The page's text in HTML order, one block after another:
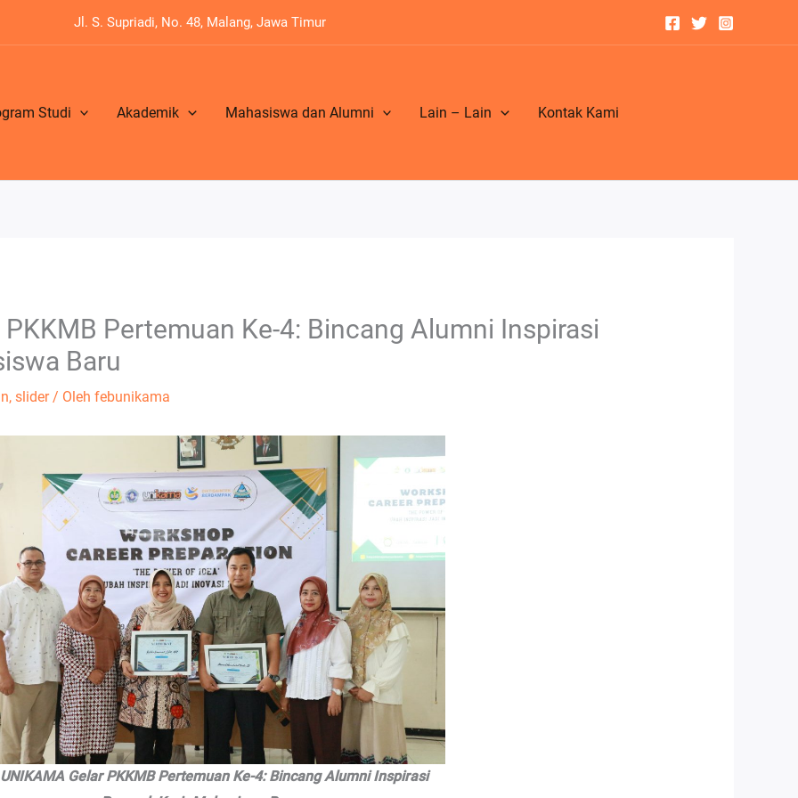
Jl. S. Supriadi, No. 48, Malang, Jawa Timur
Studi Akademik Mahasiswa dan Alumni Lain – Lain Kontak Kami
PKKMB Pertemuan Ke-4: Bincang Alumni Inspirasi
Baru
, slider/ Oleh febunikama
Gelar PKKMB Pertemuan Ke-4: Bincang Alumni Inspirasi